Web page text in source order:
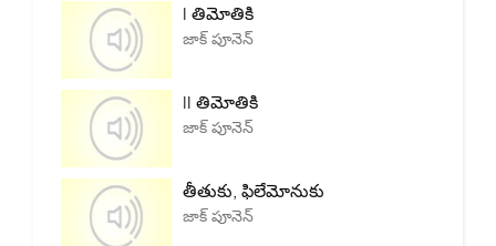
I తిమోతికి
జాక్ పూనెన్
II తిమోతికి
జాక్ పూనెన్
తీతుకు, ఫిలేమోనుకు
జాక్ పూనెన్